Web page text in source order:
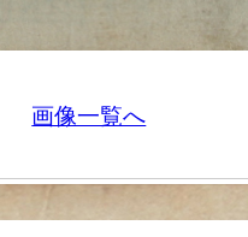
画像一覧へ